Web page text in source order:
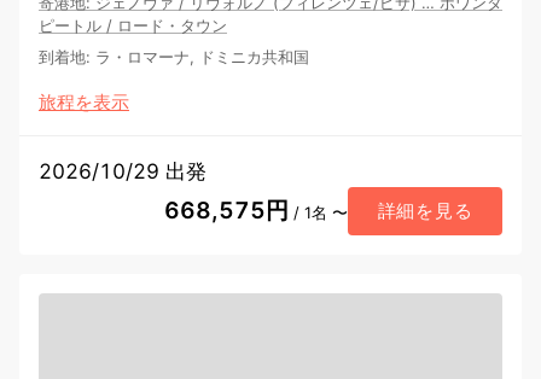
ピートル / ロード・タウン
到着地: ラ・ロマーナ, ドミニカ共和国
旅程を表示
2026/10/29 出発
668,575円 / 1名 〜 詳細を見る